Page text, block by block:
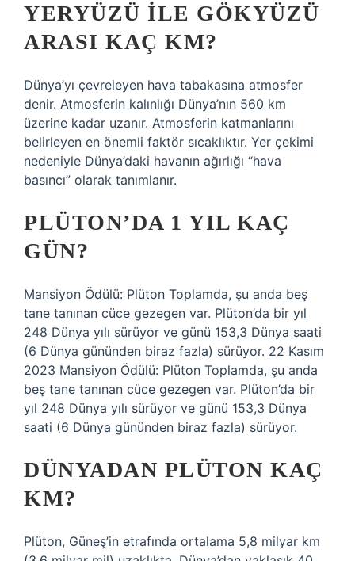
YERYÜZÜ ILE GÖKYÜZÜ
ARASI KAÇ KM?
Dünya’yı çevreleyen hava tabakasına atmosfer
denir. Atmosferin kalınlığı Dünya’nın 560 km
üzerine kadar uzanır. Atmosferin katmanlarını
belirleyen en önemli faktör sıcaklıktır. Yer çekimi
nedeniyle Dünya’daki havanın ağırlığı “hava
basıncı” olarak tanımlanır.
PLÜTON’DA 1 YIL KAÇ
GÜN?
Mansiyon Ödülü: Plüton Toplamda, şu anda beş
tane tanınan cüce gezegen var. Plüton’da bir yıl
248 Dünya yılı sürüyor ve günü 153,3 Dünya saati
(6 Dünya gününden biraz fazla) sürüyor. 22 Kasım
2023 Mansiyon Ödülü: Plüton Toplamda, şu anda
beş tane tanınan cüce gezegen var. Plüton’da bir
yıl 248 Dünya yılı sürüyor ve günü 153,3 Dünya
saati (6 Dünya gününden biraz fazla) sürüyor.
DÜNYADAN PLÜTON KAÇ
KM?
Plüton, Güneş’in etrafında ortalama 5,8 milyar km